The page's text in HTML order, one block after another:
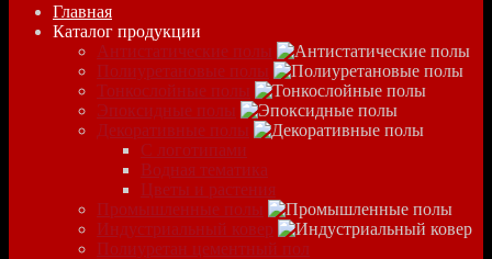
Главная
Каталог продукции
Антистатические полы
Полиуретановые полы
Тонкослойные полы
Эпоксидные полы
Декоративные полы
С логотипами
Водная тематика
Цветы и растения
Промышленные полы
Индустриальный ковер
Полиуретан цементный пол